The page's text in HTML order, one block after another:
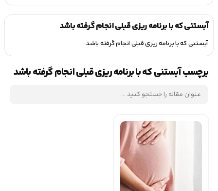
آبستنی که با برنامه ریزی قبلی انجام گرفته باشد
آبستنی که با برنامه ریزی قبلی انجام گرفته باشد
برچسب آبستنی که با برنامه ریزی قبلی انجام گرفته باشد